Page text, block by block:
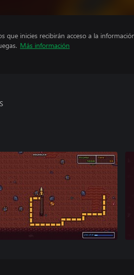
que inicies recibirán acceso a la
Más información